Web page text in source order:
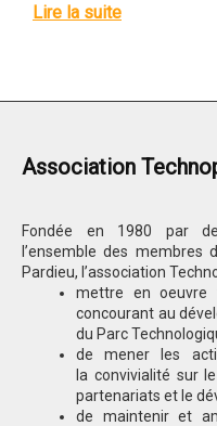
Lire la suite
Association
Fondée en 1980 par
l’ensemble des membres
Pardieu, l’association
mettre en oeuvre
concourant au
du Parc
de mener les
la convivialité sur
partenariats et le
de maintenir et